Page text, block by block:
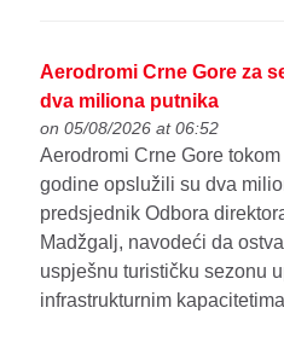
Aerodromi Crne Gore za
dva miliona putnika
on 05/08/2026 at 06:52
Aerodromi Crne Gore
godine opslužili su dva
predsjednik Odbora
Madžgalj, navodeći da
uspješnu turističku sezonu
infrastrukturnim kapacitetima